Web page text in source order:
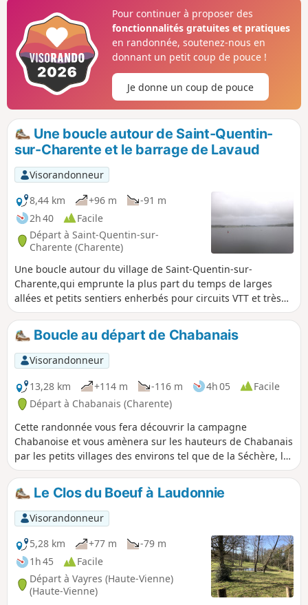
Pour continuer à proposer des
fonctionnalités gratuites et pratiques
en randonnée, soutenez-nous en
donnant un petit coup de pouce !
Je donne un coup de pouce
Une boucle autour de Saint-Quentin-
sur-Charente et le barrage de Lavaud
Visorandonneur
8,44 km
+96 m
-91 m
2h 40
Facile
Départ à Saint-Quentin-sur-
Charente (Charente)
Une boucle autour du village de Saint-Quentin-sur-
Charente,qui emprunte la plus part du temps de larges
allées et petits sentiers enherbés pour circuits VTT et très
peu de routes goudronnées.
Boucle au départ de Chabanais
Visorandonneur
13,28 km
+114 m -116 m 4h 05
Facile
Départ à Chabanais (Charente)
Cette randonnée vous fera découvrir la campagne
Chabanoise et vous amènera sur les hauteurs de Chabanais
par les petits villages des environs tel que de la Séchère, la
Guéranchie a travers les chemins variés alternant sous bois
et plateau qui vous feront découvrir les beaux paysages de
Charente Limousine.
Le Clos du Boeuf à Laudonnie
Visorandonneur
5,28 km
+77 m
-79 m
1h 45
Facile
Départ à Vayres (Haute-Vienne)
(Haute-Vienne)